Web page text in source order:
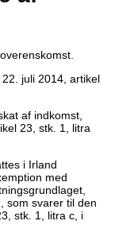
juli 2014, artikel
af indkomst,
23, stk. 1, litra
i Irland
med
som svarer til den
stk. 1, litra c, i